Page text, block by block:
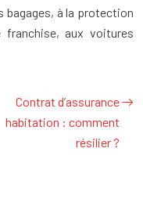
bagages, à la protection
aux voitures
Contrat d’assurance
habitation : comment
résilier ?